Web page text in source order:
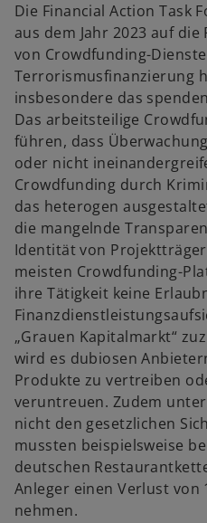
Die Financial Action Task
aus dem Jahr 2023 auf
von Crowdfunding-
Terrorismusfinanzierung
insbesondere das
Das arbeitsteilige
führen, dass
oder nicht
Crowdfunding durch
das heterogen
die mangelnde
Identität von
meisten Crowdfunding-
ihre Tätigkeit keine
„Grauen Kapitalmarkt“
wird es dubiosen
Produkte zu vertreiben
veruntreuen. Zudem
nicht den gesetzlichen
mussten beispielsweise
deutschen
Anleger einen Verlust von
nehmen.